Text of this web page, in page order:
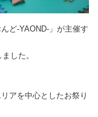
ど-YAOND-」が主催す
した。
アを中心としたお祭り